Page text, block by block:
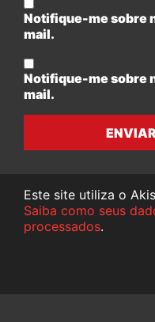
Notifique-me sobre
mail.
Notifique-me sobre
mail.
Este site utiliza o
Saiba como seus
processados.